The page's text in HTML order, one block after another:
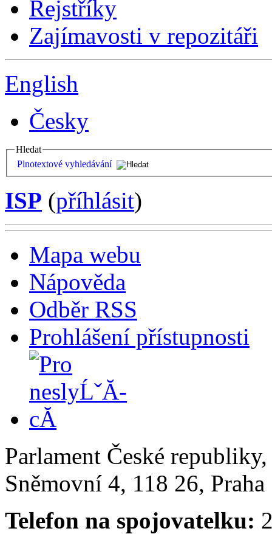
Rejstříky
Zajímavosti v repozitáři
English
Česky
Hledat
Plnotextové vyhledávání
ISP (příhlásit)
Mapa webu
Nápověda
Odběr RSS
Prohlášení přístupnosti
Parlament České
Sněmovní 4, 118 26,
Telefon na spojovatelku: